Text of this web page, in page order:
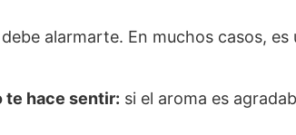
alarmarte. En muchos casos,
te hace sentir: si el aroma es